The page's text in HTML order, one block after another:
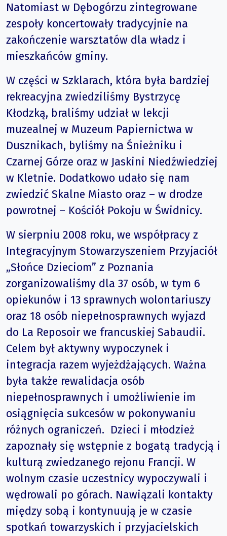
Natomiast w Dębogórzu zintegrowane
zespoły koncertowały tradycyjnie na
zakończenie warsztatów dla władz i
mieszkańców gminy.
W części w Szklarach, która była bardziej
rekreacyjna zwiedziliśmy Bystrzycę
Kłodzką, braliśmy udział w lekcji
muzealnej w Muzeum Papiernictwa w
Dusznikach, byliśmy na Śnieżniku i
Czarnej Górze oraz w Jaskini Niedźwiedziej
w Kletnie. Dodatkowo udało się nam
zwiedzić Skalne Miasto oraz – w drodze
powrotnej – Kościół Pokoju w Świdnicy.
W sierpniu 2008 roku, we współpracy z
Integracyjnym Stowarzyszeniem Przyjaciół
„Słońce Dzieciom” z Poznania
zorganizowaliśmy dla 37 osób, w tym 6
opiekunów i 13 sprawnych wolontariuszy
oraz 18 osób niepełnosprawnych wyjazd
do La Reposoir we francuskiej Sabaudii.
Celem był aktywny wypoczynek i
integracja razem wyjeżdżających. Ważna
była także rewalidacja osób
niepełnosprawnych i umożliwienie im
osiągnięcia sukcesów w pokonywaniu
różnych ograniczeń. Dzieci i młodzież
zapoznały się wstępnie z bogatą tradycją i
kulturą zwiedzanego rejonu Francji. W
wolnym czasie uczestnicy wypoczywali i
wędrowali po górach. Nawiązali kontakty
między sobą i kontynuują je w czasie
spotkań towarzyskich i przyjacielskich